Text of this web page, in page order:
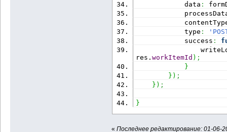
data :
type :
success :
res.workItemId ) ;
}
} ) ;
} ) ;
}
« Последнее редактирование: 01-06-